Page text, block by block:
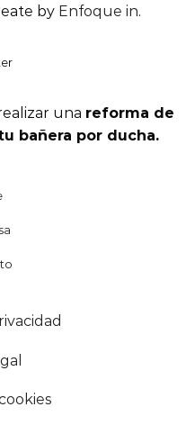
by Enfoque in.
una reforma de
bañera por ducha.